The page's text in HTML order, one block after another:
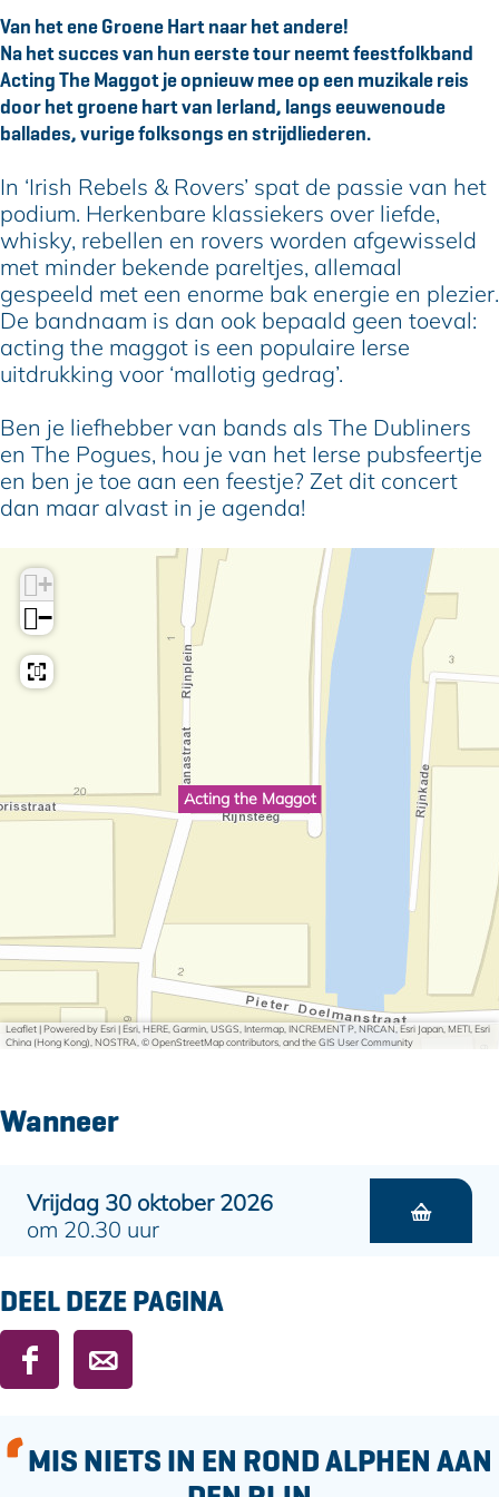
t
h
e
M
a
g
o
t
n
g
t
h
e
M
a
g
g
o
t
i
n
g
t
h
e
M
a
g
g
o
t
t
h
e
M
a
g
o
t
t
i
n
g
t
e
M
a
g
g
o
t
Van het ene Groene Hart naar het andere!
Na het succes van hun eerste tour neemt feestfolkband
Acting The Maggot je opnieuw mee op een muzikale reis
door het groene hart van Ierland, langs eeuwenoude
ballades, vurige folksongs en strijdliederen.
In ‘Irish Rebels & Rovers’ spat de passie van het
podium. Herkenbare klassiekers over liefde,
whisky, rebellen en rovers worden afgewisseld
met minder bekende pareltjes, allemaal
gespeeld met een enorme bak energie en plezier.
De bandnaam is dan ook bepaald geen toeval:
acting the maggot is een populaire Ierse
uitdrukking voor ‘mallotig gedrag’.
Ben je liefhebber van bands als The Dubliners
en The Pogues, hou je van het Ierse pubsfeertje
en ben je toe aan een feestje? Zet dit concert
dan maar alvast in je agenda!
Acting the Maggot
+
−
Leaflet|Powered by Esri | Esri, HERE, Garmin, USGS, Intermap, INCREMENT P, NRCAN, Esri Japan, METI, Esri
China (Hong Kong), NOSTRA, © OpenStreetMap contributors, and the GIS User Community
Wanneer
Vrijdag 30 oktober 2026
om 20.30 uur
DEEL DEZE PAGINA
D
e
l
d
D
e
l
d
MIS NIETS IN EN ROND ALPHEN AAN